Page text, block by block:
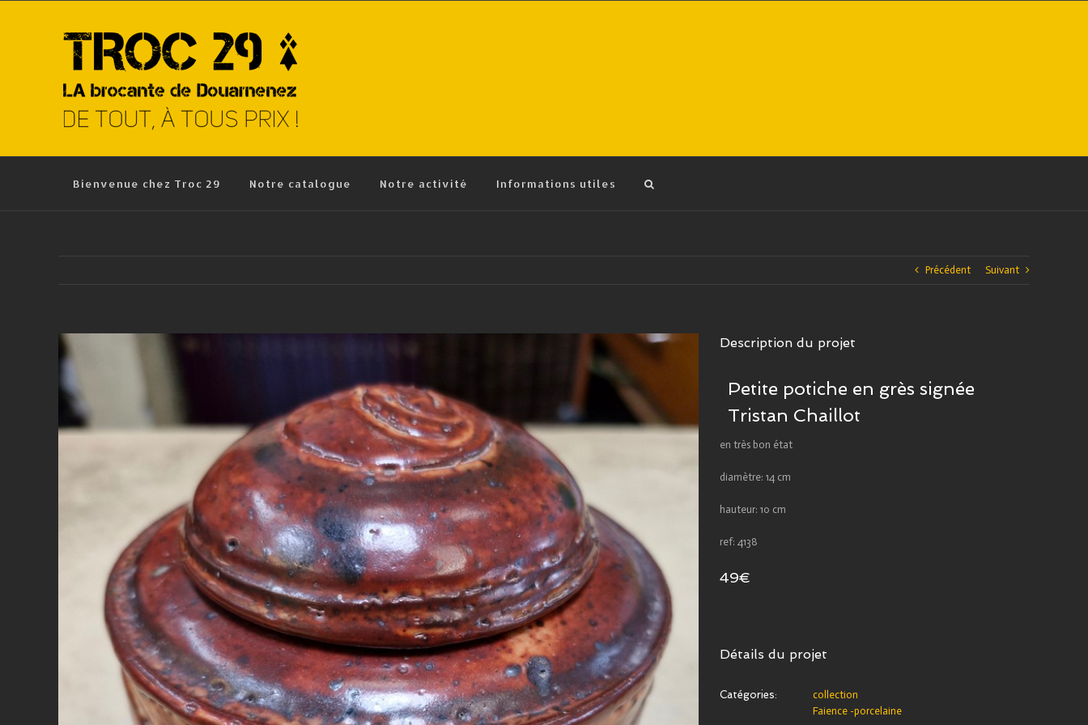
Bienvenue chez Troc 29 Notre catalogue Notre activité Informations utiles
Précédent Suivant
Description du projet
Petite potiche en grès signée
Tristan Chaillot
en très bon état
diamètre: 14 cm
hauteur: 10 cm
ref: 4138
49€
Détails du projet
Catégories:
collection
Faience -porcelaine